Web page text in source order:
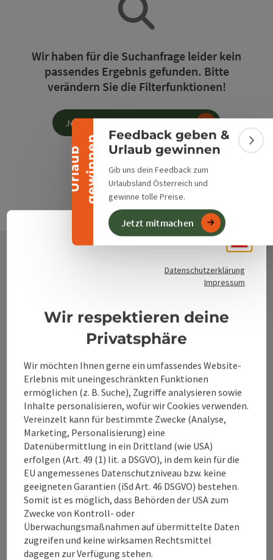
U
r
l
a
u
b
g
e
w
i
n
n
en
Banner einklappen
Feedback geben &
Urlaub gewinnen
Gib uns dein Feedback zum
Urlaubsland Österreich und
gewinne tolle Preise.
Jetzt mitmachen
Wir haben für die Suchanfrage leider kein
passendes Ergebnis gefunden. Bitte
verändern Sie die Filterfunktionen!
Jetzt alle Filter zurücksetzen
Alpenland Tourismus GmbH
4580 Windischgarsten
+43 50 360 360 360
info@360alpenland.com
InstagramFacebookYouTube
Datenschutzerklärung
Impressum
Wir respektieren deine
Privatsphäre
Wir möchten Ihnen gerne ein umfassendes Website-
Erlebnis mit uneingeschränkten Funktionen
ermöglichen (z. B. Suche), Zugriffe analysieren sowie
Inhalte personalisieren, wofür wir Cookies verwenden.
Vereinzelt kann für bestimmte Zwecke (Analyse,
Marketing, Personalisierung) eine
Datenübermittlung in ein Drittland (wie USA)
erfolgen (Art. 49 (1) lit. a DSGVO), in dem kein für die
EU angemessenes Datenschutzniveau bzw. keine
geeigneten Garantien (iSd Art. 46 DSGVO) bestehen.
Somit ist es möglich, dass Behörden der USA zum
Zwecke von Kontroll- oder
Überwachungsmaßnahmen auf übermittelte Daten
zugreifen und keine wirksamen Rechtsmittel
dagegen zur Verfügung stehen.